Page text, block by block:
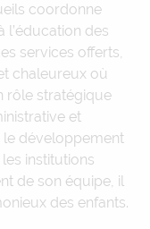
coordonne
l’éducation des
services offerts,
chaleureux où
rôle stratégique
et
le développement
institutions
de son équipe, il
des enfants.